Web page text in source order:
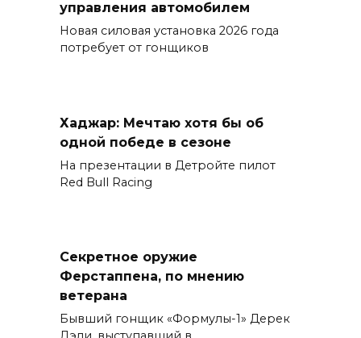
управления автомобилем
Новая силовая установка 2026 года
потребует от гонщиков
Хаджар: Мечтаю хотя бы об
одной победе в сезоне
На презентации в Детройте пилот
Red Bull Racing
Секретное оружие
Ферстаппена, по мнению
ветерана
Бывший гонщик «Формулы-1» Дерек